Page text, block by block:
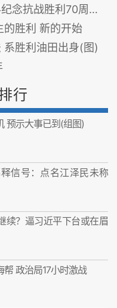
战胜利70周年活动
的胜利 新的开始
系胜利油田出身(图)
行
预示大事已到(组图)
信号：点名江泽民未称
续？逼习近平下台或在眉
帮 政治局17小时激战